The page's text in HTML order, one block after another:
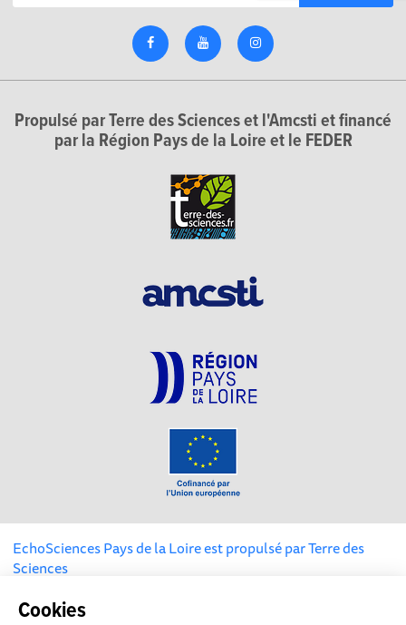
Cookies
Propulsé par Terre des Sciences et l'Amcsti et financé
par la Région Pays de la Loire et le FEDER
EchoSciences Pays de la Loire est propulsé parTerre des
Sciences
Mentions légales